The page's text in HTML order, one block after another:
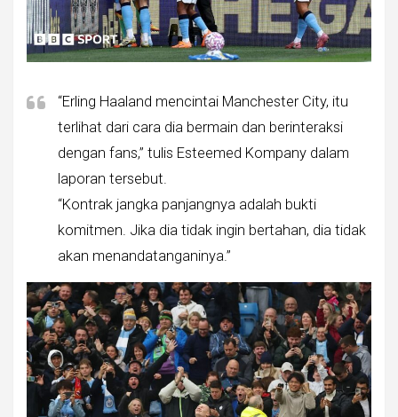
“Erling Haaland mencintai Manchester City, itu
terlihat dari cara dia bermain dan berinteraksi
dengan fans,” tulis Esteemed Kompany dalam
laporan tersebut.
“Kontrak jangka panjangnya adalah bukti
komitmen. Jika dia tidak ingin bertahan, dia tidak
akan menandatanganinya.”